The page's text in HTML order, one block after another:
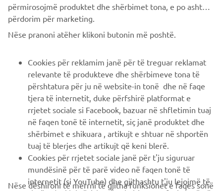
PIÙ YAMAHA
SUPPORTO
NEWSLETTER
Conoscerai in anteprima le ultime offerte, gli eventi speciali, le
nuove uscite e molto altro
përmirosojmë produktet dhe shërbimet tona, e po ashtu ti
përdorim për marketing.
Nëse pranoni atëher klikoni butonin më poshtë.
Cookies për reklamim janë për të treguar reklamat
relevante të produkteve dhe shërbimeve tona të
përshtatura për ju në website-in tonë dhe në faqe
tjera të internetit, duke përfshirë platformat e
rrjetet sociale si Facebook, bazuar në shfletimin tuaj
në faqen tonë të internetit, siç janë produktet dhe
shërbimet e shikuara , artikujt e shtuar në shportën
tuaj të blerjes dhe artikujt që keni blerë.
Cookies për rrjetet sociale janë për t'ju siguruar
mundësinë për të parë video në faqen tonë të
internetit (si YouTube) dhe gjithashtu t'ju lejojmë të
Nëse dëshironi të merrni të gjitha funksionet e faqes sonë